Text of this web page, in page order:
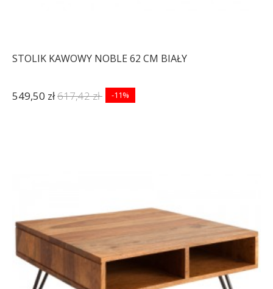
STOLIK KAWOWY NOBLE 62 CM BIAŁY
549,50 zł617,42 zł -11%